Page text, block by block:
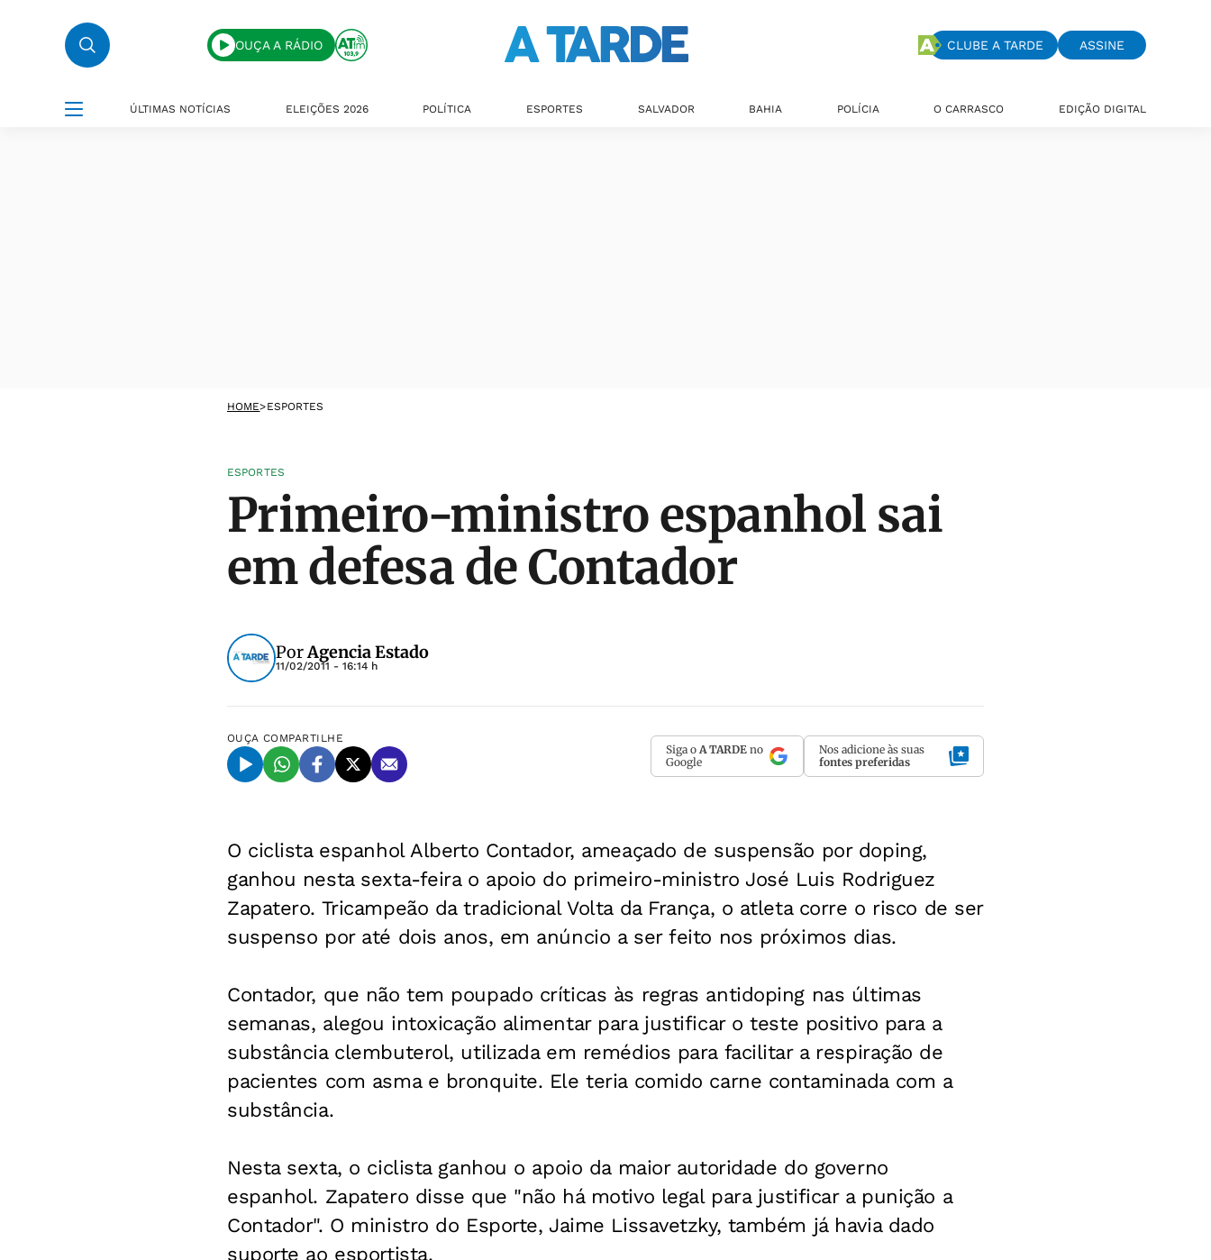
OUÇA A RÁDIO CLUBE A TARDE ASSINE
ÚLTIMAS NOTÍCIAS ELEIÇÕES 2026 POLÍTICA ESPORTES SALVADOR BAHIA POLÍCIA O CARRASCO EDIÇÃO DIGITAL
HOME>ESPORTES
ESPORTES
Primeiro-ministro espanhol sai
em defesa de Contador
PorAgencia Estado
11/02/2011 - 16:14 h
OUÇA COMPARTILHE
Siga o A TARDE no
Google
Nos adicione às suas
fontes preferidas
O ciclista espanhol Alberto Contador, ameaçado de suspensão por doping,
ganhou nesta sexta-feira o apoio do primeiro-ministro José Luis Rodriguez
Zapatero. Tricampeão da tradicional Volta da França, o atleta corre o risco de ser
suspenso por até dois anos, em anúncio a ser feito nos próximos dias.
Contador, que não tem poupado críticas às regras antidoping nas últimas
semanas, alegou intoxicação alimentar para justificar o teste positivo para a
substância clembuterol, utilizada em remédios para facilitar a respiração de
pacientes com asma e bronquite. Ele teria comido carne contaminada com a
substância.
Nesta sexta, o ciclista ganhou o apoio da maior autoridade do governo
espanhol. Zapatero disse que "não há motivo legal para justificar a punição a
Contador". O ministro do Esporte, Jaime Lissavetzky, também já havia dado
suporte ao esportista.